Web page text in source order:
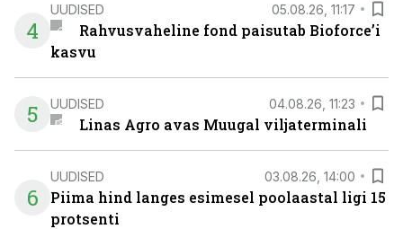
4
UUDISED 05.08.26, 11:17
Rahvusvaheline fond paisutab Bioforce’i
kasvu
5 UUDISED 04.08.26, 11:23
Linas Agro avas Muugal viljaterminali
6
UUDISED 03.08.26, 14:00
Piima hind langes esimesel poolaastal ligi 15
protsenti